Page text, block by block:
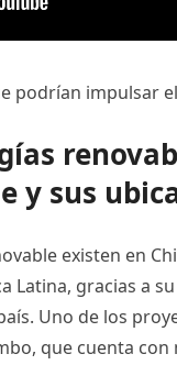
podrían impulsar
y sus
existen en
Latina, gracias a
Uno de los
que cuenta con